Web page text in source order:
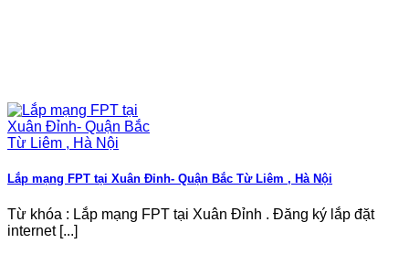
Lắp mạng FPT tại Xuân Đỉnh- Quận Bắc Từ Liêm , Hà Nội
Từ khóa : Lắp mạng FPT tại Xuân Đỉnh . Đăng ký lắp đặt
internet [...]